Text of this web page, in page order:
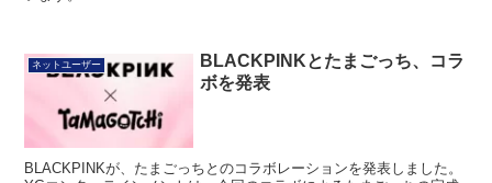
ネットユーザー
BLACKPINKとたまごっち、コラ
ボを発表
BLACKPINKが、たまごっちとのコラボレーションを発表しました。